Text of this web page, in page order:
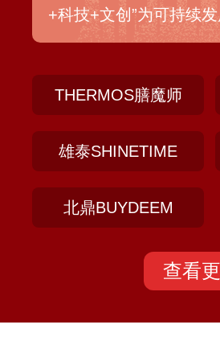
+科技+文创”为可持续
杯、陶瓷杯等产品，凭
THERMOS膳魔师
雄泰SHINETIME
北鼎BUYDEEM
查看